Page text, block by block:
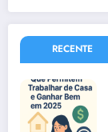
RECENTE